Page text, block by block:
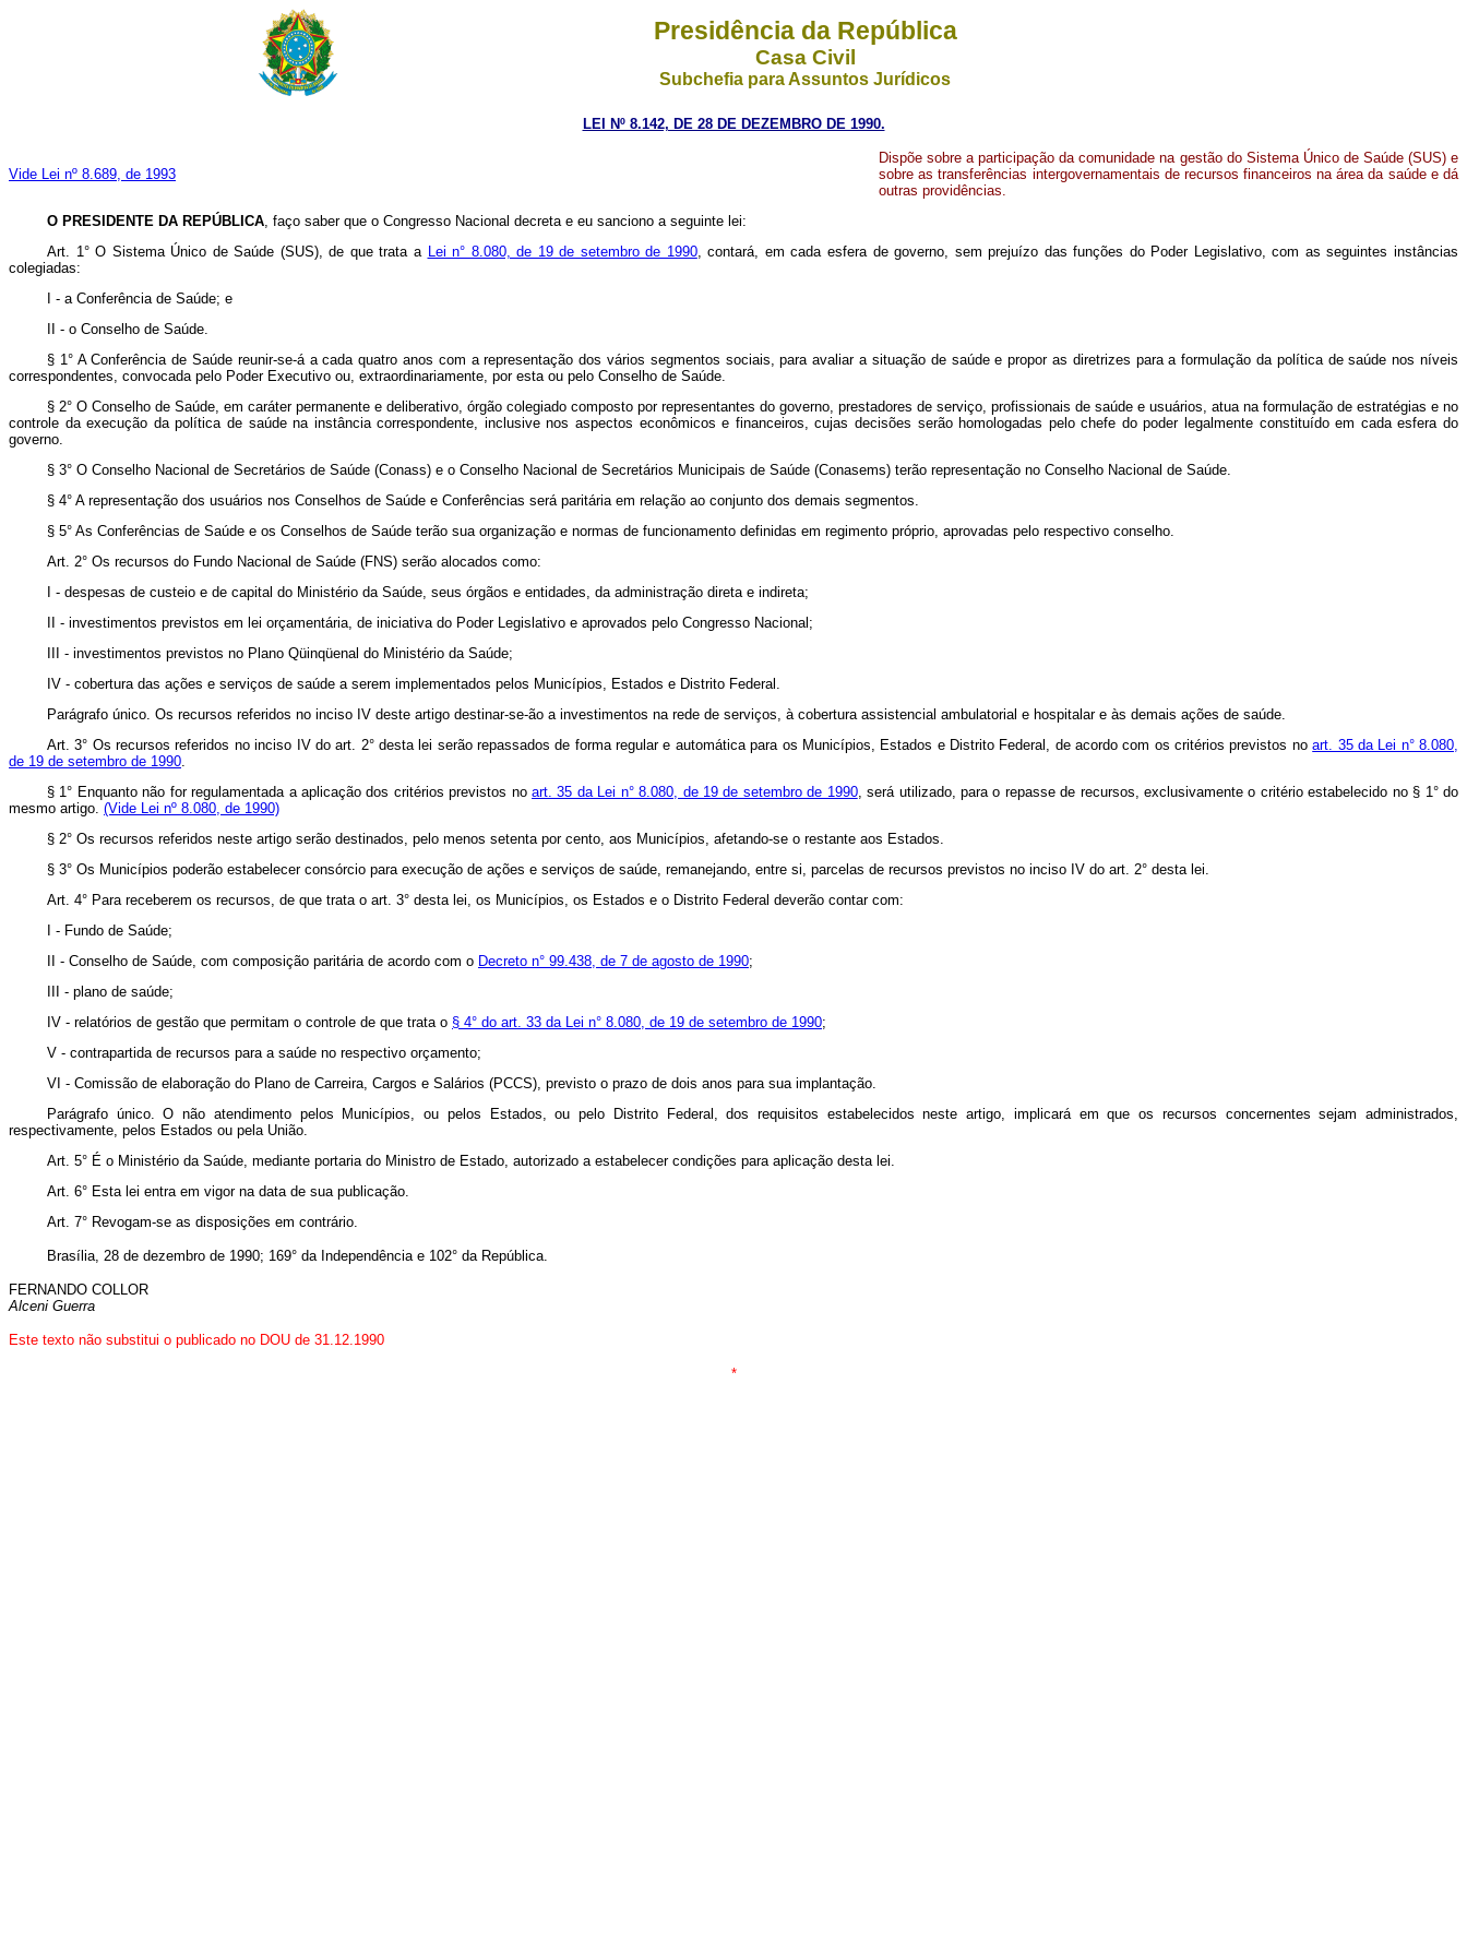
Presidência da República
Casa Civil
Subchefia para Assuntos Jurídicos
LEI Nº 8.142, DE 28 DE DEZEMBRO DE 1990.
Vide Lei nº 8.689, de 1993
Dispõe sobre a participação da comunidade na gestão do Sistema Único de Saúde (SUS) e
sobre as transferências intergovernamentais de recursos financeiros na área da saúde e dá
outras providências.
O PRESIDENTE DA REPÚBLICA, faço saber que o Congresso Nacional decreta e eu sanciono a seguinte lei:
Art. 1° O Sistema Único de Saúde (SUS), de que trata a Lei n° 8.080, de 19 de setembro de 1990, contará, em cada esfera de governo, sem prejuízo das funções do Poder Legislativo, com as seguintes instâncias
colegiadas:
I - a Conferência de Saúde; e
II - o Conselho de Saúde.
§ 1° A Conferência de Saúde reunir-se-á a cada quatro anos com a representação dos vários segmentos sociais, para avaliar a situação de saúde e propor as diretrizes para a formulação da política de saúde nos níveis
correspondentes, convocada pelo Poder Executivo ou, extraordinariamente, por esta ou pelo Conselho de Saúde.
§ 2° O Conselho de Saúde, em caráter permanente e deliberativo, órgão colegiado composto por representantes do governo, prestadores de serviço, profissionais de saúde e usuários, atua na formulação de estratégias e no
controle da execução da política de saúde na instância correspondente, inclusive nos aspectos econômicos e financeiros, cujas decisões serão homologadas pelo chefe do poder legalmente constituído em cada esfera do
governo.
§ 3° O Conselho Nacional de Secretários de Saúde (Conass) e o Conselho Nacional de Secretários Municipais de Saúde (Conasems) terão representação no Conselho Nacional de Saúde.
§ 4° A representação dos usuários nos Conselhos de Saúde e Conferências será paritária em relação ao conjunto dos demais segmentos.
§ 5° As Conferências de Saúde e os Conselhos de Saúde terão sua organização e normas de funcionamento definidas em regimento próprio, aprovadas pelo respectivo conselho.
Art. 2° Os recursos do Fundo Nacional de Saúde (FNS) serão alocados como:
I - despesas de custeio e de capital do Ministério da Saúde, seus órgãos e entidades, da administração direta e indireta;
II - investimentos previstos em lei orçamentária, de iniciativa do Poder Legislativo e aprovados pelo Congresso Nacional;
III - investimentos previstos no Plano Qüinqüenal do Ministério da Saúde;
IV - cobertura das ações e serviços de saúde a serem implementados pelos Municípios, Estados e Distrito Federal.
Parágrafo único. Os recursos referidos no inciso IV deste artigo destinar-se-ão a investimentos na rede de serviços, à cobertura assistencial ambulatorial e hospitalar e às demais ações de saúde.
Art. 3° Os recursos referidos no inciso IV do art. 2° desta lei serão repassados de forma regular e automática para os Municípios, Estados e Distrito Federal, de acordo com os critérios previstos noart. 35 da Lei n° 8.080,
de 19 de setembro de 1990.
§ 1° Enquanto não for regulamentada a aplicação dos critérios previstos noart. 35 da Lei n° 8.080, de 19 de setembro de 1990, será utilizado, para o repasse de recursos, exclusivamente o critério estabelecido no § 1° do
mesmo artigo. (Vide Lei nº 8.080, de 1990)
§ 2° Os recursos referidos neste artigo serão destinados, pelo menos setenta por cento, aos Municípios, afetando-se o restante aos Estados.
§ 3° Os Municípios poderão estabelecer consórcio para execução de ações e serviços de saúde, remanejando, entre si, parcelas de recursos previstos no inciso IV do art. 2° desta lei.
Art. 4° Para receberem os recursos, de que trata o art. 3° desta lei, os Municípios, os Estados e o Distrito Federal deverão contar com:
I - Fundo de Saúde;
II - Conselho de Saúde, com composição paritária de acordo com o Decreto n° 99.438, de 7 de agosto de 1990;
III - plano de saúde;
IV - relatórios de gestão que permitam o controle de que trata o § 4° do art. 33 da Lei n° 8.080, de 19 de setembro de 1990;
V - contrapartida de recursos para a saúde no respectivo orçamento;
VI - Comissão de elaboração do Plano de Carreira, Cargos e Salários (PCCS), previsto o prazo de dois anos para sua implantação.
Parágrafo único. O não atendimento pelos Municípios, ou pelos Estados, ou pelo Distrito Federal, dos requisitos estabelecidos neste artigo, implicará em que os recursos concernentes sejam administrados,
respectivamente, pelos Estados ou pela União.
Art. 5° É o Ministério da Saúde, mediante portaria do Ministro de Estado, autorizado a estabelecer condições para aplicação desta lei.
Art. 6° Esta lei entra em vigor na data de sua publicação.
Art. 7° Revogam-se as disposições em contrário.
Brasília, 28 de dezembro de 1990; 169° da Independência e 102° da República.
FERNANDO COLLOR
Alceni Guerra
Este texto não substitui o publicado no DOU de 31.12.1990
*